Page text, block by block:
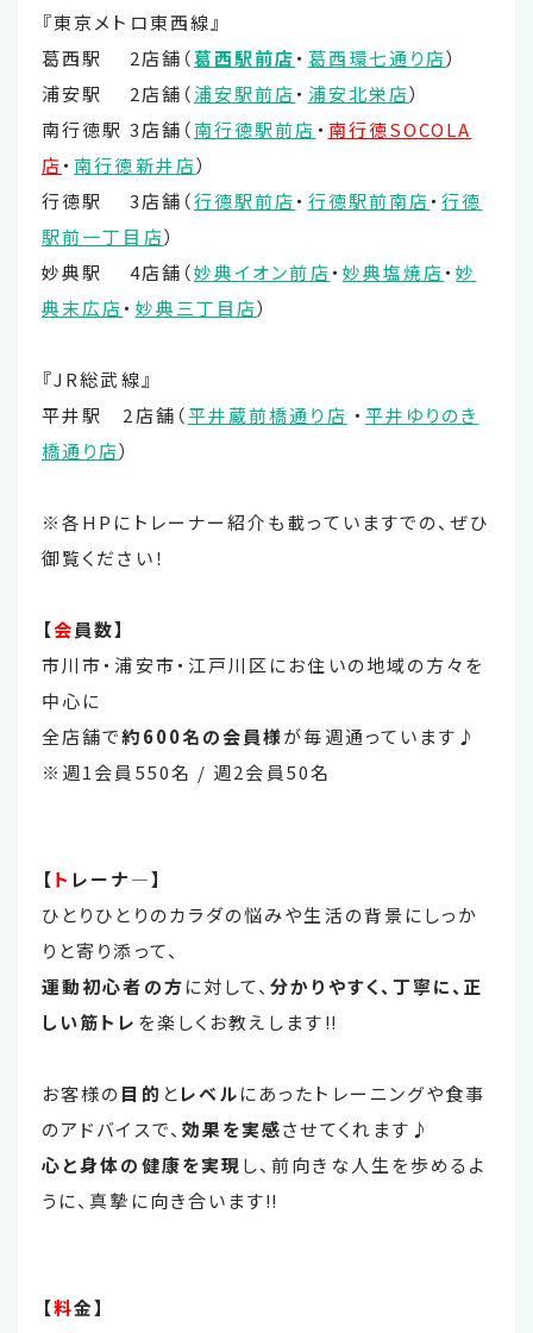
『東京メトロ東西線』
葛西駅 2店舗（葛西駅前店・ 葛西環七通り店）
浦安駅 2店舗（浦安駅前店 ・ 浦安北栄店）
南行徳駅 3店舗（南行徳駅前店 ・ 南行徳SOCOLA
店 ・ 南行徳新井店）
行徳駅 3店舗（行徳駅前店 ・ 行徳駅前南店 ・行徳
駅前一丁目店）
妙典駅 4店舗（妙典イオン前店 ・ 妙典塩焼店 ・妙
典末広店 ・ 妙典三丁目店）
『JR総武線』
平井駅 2店舗（平井蔵前橋通り店 ・ 平井ゆりのき
橋通り店）
※各HPにトレーナー紹介も載っていますでの、ぜひ
御覧ください！
【会員数】
市川市・浦安市・江戸川区にお住いの地域の方々を
中心に
全店舗で約600名の会員様が毎週通っています♪
※週1会員550名 / 週2会員50名
【ト レーナ―】
ひとりひとりのカラダの悩みや生活の背景にしっか
りと寄り添って、
運動初心者の方に対して、分かりやすく、丁寧に、正
しい筋トレ を楽しくお教えします‼
お客様の目的 とレベルにあったトレーニングや食事
のアドバイスで、 効果を実感させてくれます♪
心と身体の健康を実現し、前向きな人生を歩めるよ
うに、真摯に向き合います‼
【料金】